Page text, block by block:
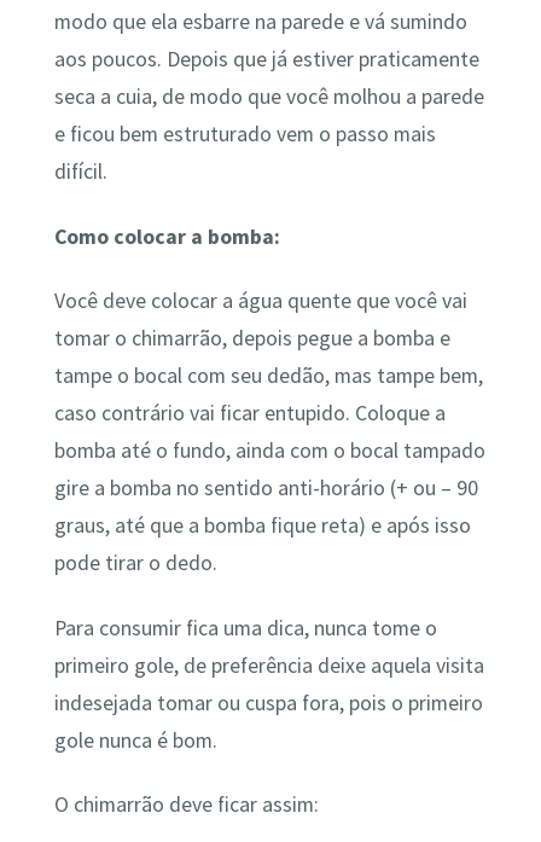
modo que ela esbarre na parede e vá sumindo
aos poucos. Depois que já estiver praticamente
seca a cuia, de modo que você molhou a parede
e ficou bem estruturado vem o passo mais
difícil.
Como colocar a bomba:
Você deve colocar a água quente que você vai
tomar o chimarrão, depois pegue a bomba e
tampe o bocal com seu dedão, mas tampe bem,
caso contrário vai ficar entupido. Coloque a
bomba até o fundo, ainda com o bocal tampado
gire a bomba no sentido anti-horário (+ ou – 90
graus, até que a bomba fique reta) e após isso
pode tirar o dedo.
Para consumir fica uma dica, nunca tome o
primeiro gole, de preferência deixe aquela visita
indesejada tomar ou cuspa fora, pois o primeiro
gole nunca é bom.
O chimarrão deve ficar assim: